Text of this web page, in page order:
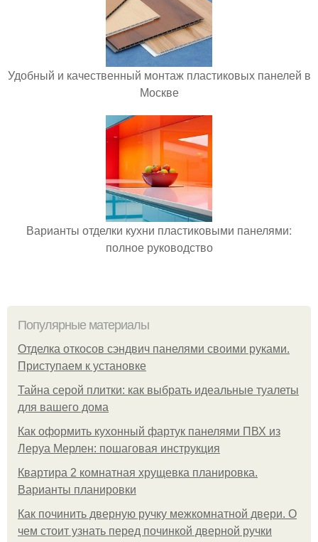
Удобный и качественный монтаж пластиковых панелей в
Москве
Варианты отделки кухни пластиковыми панелями:
полное руководство
Популярные материалы
Отделка откосов сэндвич панелями своими руками.
Приступаем к установке
Тайна серой плитки: как выбрать идеальные туалеты
для вашего дома
Как оформить кухонный фартук панелями ПВХ из
Леруа Мерлен: пошаговая инструкция
Квартира 2 комнатная хрущевка планировка.
Варианты планировки
Как починить дверную ручку межкомнатной двери. О
чем стоит узнать перед починкой дверной ручки